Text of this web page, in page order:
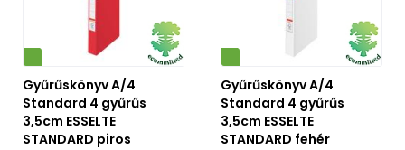
Gyűrűskönyv A/4
Standard 4 gyűrűs
3,5cm ESSELTE
STANDARD piros
Környezetbarát
Gyűrűskönyv A/4
Standard 4 gyűrűs
3,5cm ESSELTE
STANDARD fehér